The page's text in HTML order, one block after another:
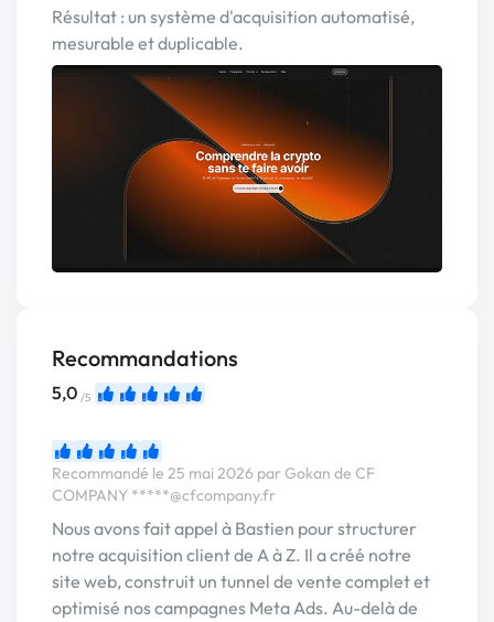
Résultat : un système d'acquisition automatisé,
mesurable et duplicable.
Recommandations
5,0 /5
Recommandé le 25 mai 2026 par Gokan de CF
COMPANY *****@cfcompany.fr
Nous avons fait appel à Bastien pour structurer
notre acquisition client de A à Z. Il a créé notre
site web, construit un tunnel de vente complet et
optimisé nos campagnes Meta Ads. Au-delà de